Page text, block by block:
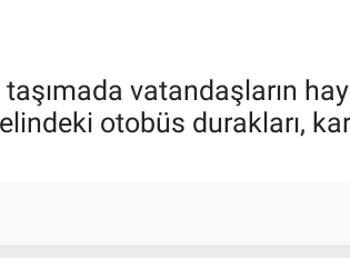
vatandaşların
otobüs durakları,